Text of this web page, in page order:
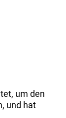
um den
und hat